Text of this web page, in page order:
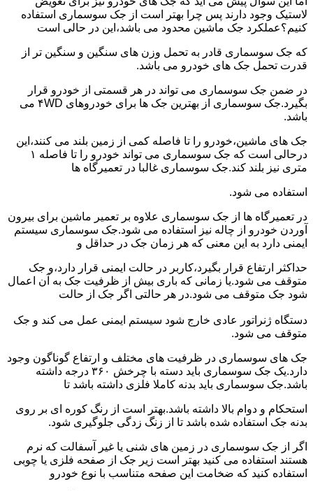
لاستیک وجود دارند پس چرا بهتر است از جک سوسماری استفاده
کنیم؟عملکرد جک ماشین محدود می باشد،این در حالی است
که جک سوسماری قادر به تحمل وزن های سنگین و سنگین تر از
قدرت تحمل جک های خودرو می باشد.
در ضمن جک سوسماری می تواند در هر قسمتی از خودرو قرار
بگیرد.جک سوسماری از بهترین جک ها برای خودروهای ۴WD می
باشد.
جک های ماشین،خودرو را تا فاصله کمی از زمین بلند می کنند،این
درحالی است که جک سوسماری می تواند خودرو را تا فاصله ۱
متری نیز بلند کند.جک سوسماری غالبا در تعمیرگاه ها
استفاده می شود.
در تعمیرگاه ها از جک سوسماری علاوه بر تعمیر ماشین برای بیرون
آوردن خودرو از چاله نیز استفاده می شود.جک سوسماری سیستم
ایمنی دارد به این معنی که هر زمان جک در حداقل و
حداکثر ارتفاع قرار بگیرد،کاربر در حالت ایمنی قرار دارد،و جک
متوقف می شود.یا زمانی که باری بیش از ظرفیت جک به آن اعمال
شود جک متوقف می شود.در هر حالتی اگر جک از حالت
دستگاه ژنراتور عادی خارج شود سیستم ایمنی عمل می کند و جک
متوقف می شود.
جک های سوسماری در ظرفیت های مختلف و ارتفاع گوناگون وجود
دارد.یک جک سوسماری باید دسته با چرخش ۳۶۰ درجه داشته
باشد.جک سوسماری باید بدنه کاملا فلزی داشته باشد تا
استحکام و دوام بالا داشته باشد.بهتر است از رنگ کوره ای بر روی
بدنه جک استفاده شده باشد تا از زنگ زدگی جلوگیری شود.
اگر از جک سوسماری در زمین های شنی یا غیر آسفالت که نرم
هستند استفاده می کنید بهتر است زیر جک از صفحه فلزی یا چوبی
استفاده کنید که ضخامت این صفحه متناسب با نوع خودرو